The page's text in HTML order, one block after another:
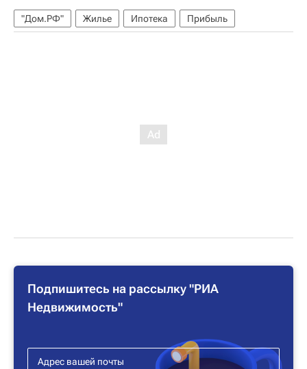
"Дом.РФ" Жилье Ипотека Прибыль
Подпишитесь на рассылку "РИА
Недвижимость"